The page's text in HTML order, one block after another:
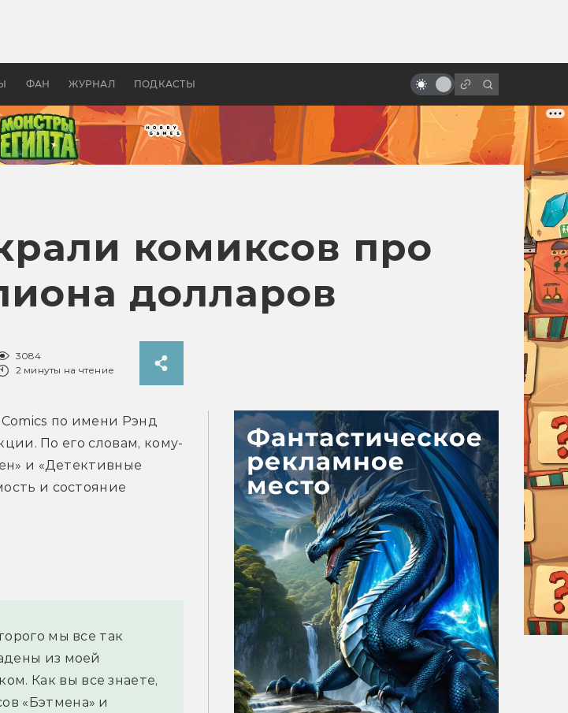
ФАН ЖУРНАЛ ПОДКАСТЫ
бы «Властелина колец»
кино
комиксов про
долларов
3084
2 минуты на чтение
по имени Рэнд
По его словам, кому-
и «Детективные
и состояние
мы все так
из моей
Как вы все знаете,
«Бэтмена» и